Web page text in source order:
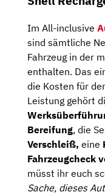
Im All-inclusive
sind sämtliche
Fahrzeug in der
enthalten. Das
die Kosten für
Leistung gehört
Bereifung, die
Verschleiß, eine
Fahrzeugcheck
müsst ihr euch
Sache, dieses